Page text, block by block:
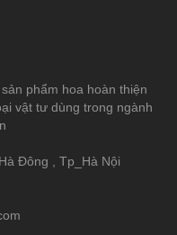
phẩm hoa hoàn thiện
vật tư dùng trong ngành
Đông , Tp_Hà Nội